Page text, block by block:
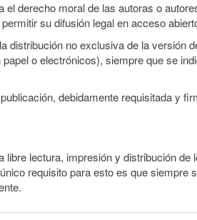
el derecho moral de las autoras o
su difusión legal en acceso
distribución no exclusiva de la versión
o electrónicos), siempre que se
debidamente requisitada y
lectura, impresión y distribución de
requisito para esto es que siempre